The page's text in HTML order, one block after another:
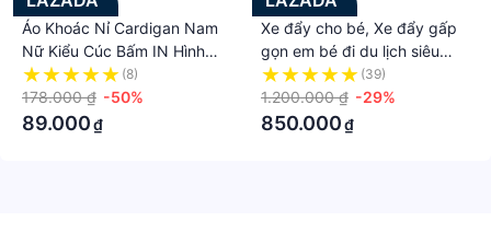
Áo Khoác Nỉ Cardigan Nam
Nữ Kiểu Cúc Bấm IN Hình
Chữ G, Chất Nỉ PE Cao Cấp
Mẫu Hot Trend Thời Trang
(8)
178.000 ₫ -50%
89.000₫
Xe đẩy cho bé, Xe đẩy gấp
gọn em bé đi du lịch siêu
gọn nhẹ - CHÍNH HÃNG
HSMK SKY
(39)
1.200.000 ₫ -29%
850.000₫